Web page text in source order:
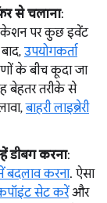
से चलाना:
पर कुछ इवेंट
उपयोगकर्ता
के बीच कूदा जा
बेहतर तरीके से
बाहरी लाइब्रेरी
डीबग करना:
बदलाव करना. ऐसा
सेट करेंऔर